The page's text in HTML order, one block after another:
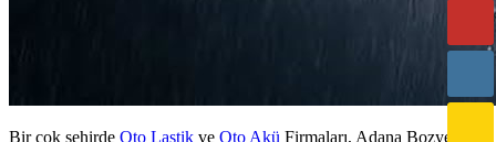
Bir çok şehirde Oto Lastik ve Oto Akü Firmaları, Adana Bozyel